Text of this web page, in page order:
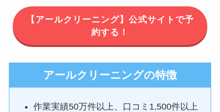
【アールクリーニング】公式サイトで予
約する！
アールクリーニングの特徴
作業実績50万件以上、口コミ1,500件以上